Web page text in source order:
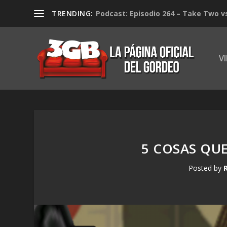
TRENDING: Podcast: Episodio 264 – Take Two
5 COSAS
Posted by